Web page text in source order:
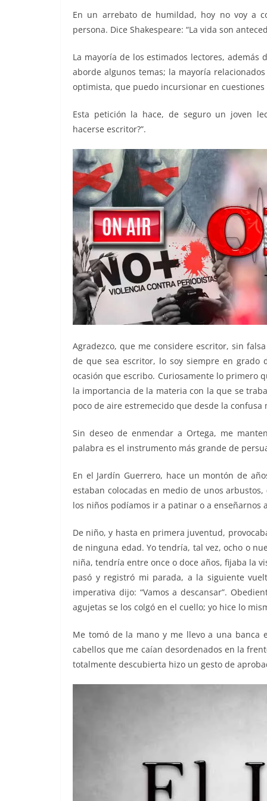
o
o
e
r
A
p
i
n
k
r
a
En un arrebato de humildad, hoy no voy a
persona. Dice Shakespeare: “La vida son
La mayoría de los estimados lectores,
aborde algunos temas; la mayoría
optimista, que puedo incursionar en cuestiones
Esta petición la hace, de seguro un joven
hacerse escritor?”.
Agradezco, que me considere escritor, sin
de que sea escritor, lo soy siempre en grado
ocasión que escribo. Curiosamente lo primero
la importancia de la materia con la que se
poco de aire estremecido que desde la
Sin deseo de enmendar a Ortega, me
palabra es el instrumento más grande de
En el Jardín Guerrero, hace un montón de
estaban colocadas en medio de unos
los niños podíamos ir a patinar o a enseñarnos
De niño, y hasta en primera juventud,
de ninguna edad. Yo tendría, tal vez, ocho o
niña, tendría entre once o doce años, fijaba la
pasó y registró mi parada, a la siguiente
imperativa dijo: “Vamos a descansar”.
agujetas se los colgó en el cuello; yo hice lo
Me tomó de la mano y me llevo a una banca
cabellos que me caían desordenados en la
totalmente descubierta hizo un gesto de